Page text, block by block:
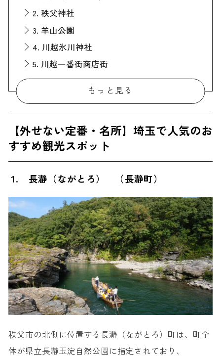
2. 秩父神社
3. 羊山公園
4. 川越氷川神社
5. 川越一番街商店街
6. 時の鐘
7. 渋沢栄一記念館
8. 忍城址・御三階櫓（おしじょうし ごさんかいやぐら）
9. 吉見百穴
10. 武蔵一宮 氷川神社
12. 丸神の滝
13. 越生梅林（おごせばいりん）
14. 嵐山（らんざん）渓谷
15. ムーミンバレーパーク
16. 菓子屋横丁
17. 角川武蔵野ミュージアム
18. 西武園ゆうえんち
19. 東武動物園
20. 鉄道博物館
もっと見る
【外せない定番・名所】埼玉で人気のお
すすめ観光スポット
1. 長瀞（ながとろ） （長瀞町）
秩父市の北側に位置する長瀞（ながとろ）町は、町全
体が県立長瀞玉淀自然公園に指定されており、